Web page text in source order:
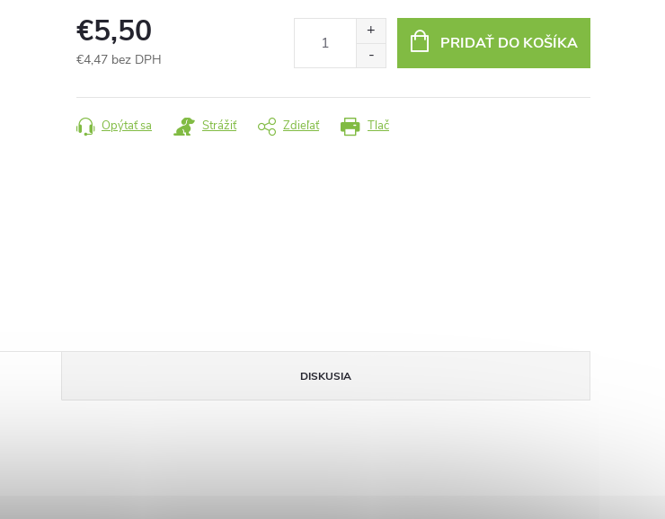
€5,50
€4,47 bez DPH
cena:
PRIDAŤ DO KOŠÍKA
Tlač
Opýtať sa Strážiť Zdieľať
DISKUSIA